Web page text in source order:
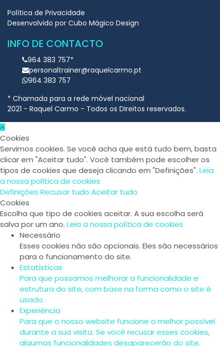
Política de Privacidade
Desenvolvido por Cubo Mágico Design
INFO DE CONTACTO
964 383 757*
personaltrainer@raquelcarmo.pt
964 383 757
* Chamada para a rede móvel nacional
2021 - Raquel Carmo - Todos os Direitos reservados.
Cookies
Servimos cookies. Se você acha que está tudo bem, basta
clicar em "Aceitar tudo". Você também pode escolher os
tipos de cookies que deseja clicando em "Definições". Leia
a nossa política de cookies
Definições Recusar tudo Aceitar tudo
Cookies
Escolha que tipo de cookies aceitar. A sua escolha será
salva por um ano. Leia a nossa política de cookies
Necessário
Esses cookies não são opcionais. Eles são necessários
para o funcionamento do site.
Estatisticas
Para que possamos melhorar a funcionalidade e
estrutura do site, com base na forma como o site é
usado.
Experiência
Para que o nosso website funcione o melhor possível
durante a sua visita. Se você recusar esses cookies,
algumas funcionalidades desaparecerão do site.